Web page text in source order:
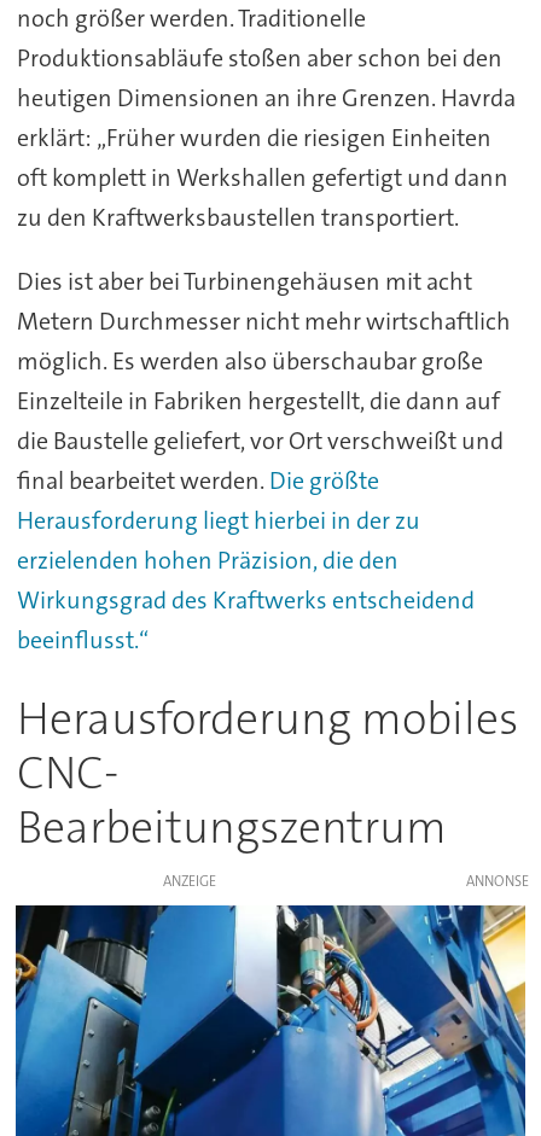
noch größer werden. Traditionelle
Produktionsabläufe stoßen aber schon bei den
heutigen Dimensionen an ihre Grenzen. Havrda
erklärt: „Früher wurden die riesigen Einheiten
oft komplett in Werkshallen gefertigt und dann
zu den Kraftwerksbaustellen transportiert.
Dies ist aber bei Turbinengehäusen mit acht
Metern Durchmesser nicht mehr wirtschaftlich
möglich. Es werden also überschaubar große
Einzelteile in Fabriken hergestellt, die dann auf
die Baustelle geliefert, vor Ort verschweißt und
final bearbeitet werden. Die größte
Herausforderung liegt hierbei in der zu
erzielenden hohen Präzision, die den
Wirkungsgrad des Kraftwerks entscheidend
beeinflusst.“
Herausforderung mobiles
CNC-
Bearbeitungszentrum
ANZEIGE